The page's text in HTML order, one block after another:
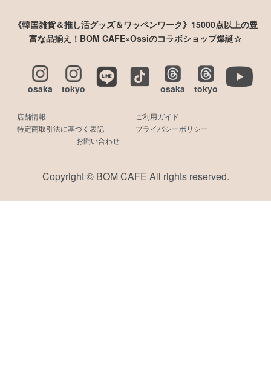
《韓国雑貨＆推し活グッズ＆ワッペンワーク》15000点以上の豊
富な品揃え！BOM CAFE×Ossiのコラボショップ爆誕☆
osaka tokyo osaka tokyo
店舗情報
ご利用ガイド
特定商取引法に基づく表記
プライバシーポリシー
お問い合わせ
Copyright © BOM CAFE All rights reserved.